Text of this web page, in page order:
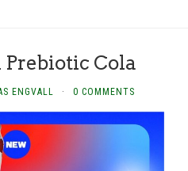
Prebiotic Cola
ENGVALL · 0 COMMENTS